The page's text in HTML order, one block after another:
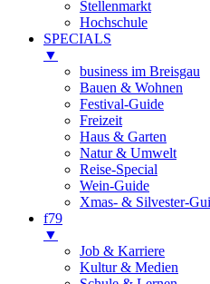
Stellenmarkt
Hochschule
SPECIALS
▼
business im Breisgau
Bauen & Wohnen
Festival-Guide
Freizeit
Haus & Garten
Natur & Umwelt
Reise-Special
Wein-Guide
Xmas- & Silvester-
f79
▼
Job & Karriere
Kultur & Medien